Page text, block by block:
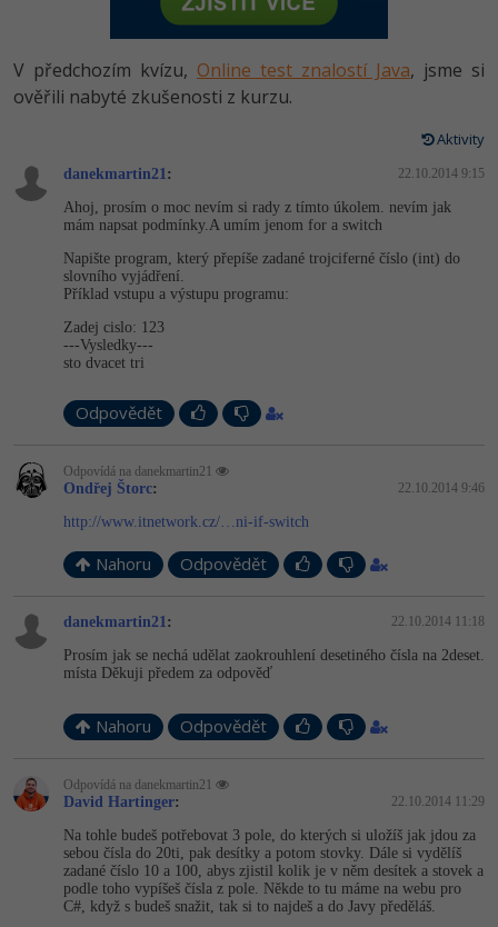
HTML5, CSS3, Bootstrap, SEO
SQL a databáze
UML a návrhové vzory
Spring
ASP.NET MVC
Django
PHP
JavaScript
HTML / CSS
UML a návrhové vzory
MySQL/MariaDB
MS-SQL
SQLite
Vývojář mobilních aplikací
Specialista na AI a bigdata
Webdesigner
Tester
Systémový administrátor
Grafik / UX/UI návrhář
Projektový manažer
Databázový analytik
-80%
JavaScript -80%
C++ -80%
Swift -80%
Kotlin -80%
C -80%
Návrh SW -80%
-41%
-10%
Pro děti
Kurzy e-commerce
Testování softwaru
Datová analýza
Kurzy designu
HTML/CSS -80%
V předchozím kvízu, Online test znalostí Java, jsme si
ověřili nabyté zkušenosti z kurzu.
Aktivity
danekmartin21: 22.10.2014 9:15
Ahoj, prosím o moc nevím si rady z tímto úkolem. nevím jak
mám napsat podmínky.A umím jenom for a switch
Napište program, který přepíše zadané trojciferné číslo (int) do
slovního vyjádření.
Příklad vstupu a výstupu programu:
Zadej cislo: 123
---Vysledky---
sto dvacet tri
Odpovědět
Odpovídá na danekmartin21
Ondřej Štorc: 22.10.2014 9:46
http://www.itnetwork.cz/…ni-if-switch
Nahoru Odpovědět
danekmartin21: 22.10.2014 11:18
Prosím jak se nechá udělat zaokrouhlení desetiného čísla na 2deset.
místa Děkuji předem za odpověď
Nahoru Odpovědět
Odpovídá na danekmartin21
David Hartinger: 22.10.2014 11:29
Na tohle budeš potřebovat 3 pole, do kterých si uložíš jak jdou za
sebou čísla do 20ti, pak desítky a potom stovky. Dále si vydělíš
zadané číslo 10 a 100, abys zjistil kolik je v něm desítek a stovek a
podle toho vypíšeš čísla z pole. Někde to tu máme na webu pro
C#, když s budeš snažit, tak si to najdeš a do Javy předěláš.